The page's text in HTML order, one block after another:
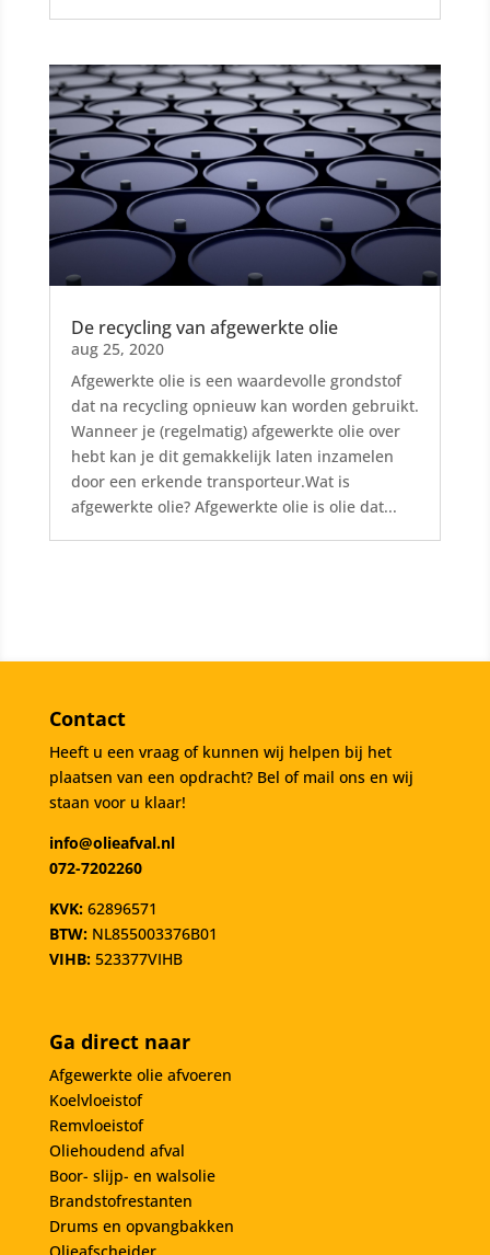
De recycling van afgewerkte olie
aug 25, 2020
Afgewerkte olie is een waardevolle grondstof
dat na recycling opnieuw kan worden gebruikt.
Wanneer je (regelmatig) afgewerkte olie over
hebt kan je dit gemakkelijk laten inzamelen
door een erkende transporteur.Wat is
afgewerkte olie? Afgewerkte olie is olie dat...
Contact
Heeft u een vraag of kunnen wij helpen bij het
plaatsen van een opdracht? Bel of mail ons en wij
staan voor u klaar!
info@olieafval.nl
072-7202260
KVK: 62896571
BTW: NL855003376B01
VIHB:523377VIHB
Ga direct naar
Afgewerkte olie afvoeren
Koelvloeistof
Remvloeistof
Oliehoudend afval
Boor- slijp- en walsolie
Brandstofrestanten
Drums en opvangbakken